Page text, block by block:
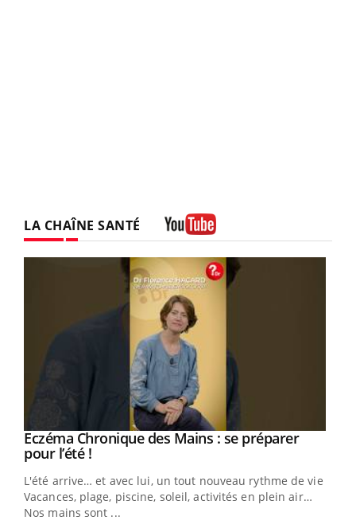
LA CHAÎNE SANTÉ
Youtube
Eczéma Chronique des Mains : se préparer
pour l’été !Youtube
L'été arrive… et avec lui, un tout nouveau rythme de vie !
Vacances, plage, piscine, soleil, activités en plein air…
Nos mains sont ...